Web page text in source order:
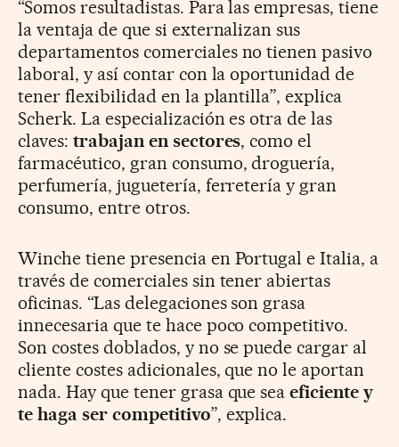
“Somos resultadistas. Para las empresas, tiene
la ventaja de que si externalizan sus
departamentos comerciales no tienen pasivo
laboral, y así contar con la oportunidad de
tener flexibilidad en la plantilla”, explica
Scherk. La especialización es otra de las
claves: trabajan en sectores, como el
farmacéutico, gran consumo, droguería,
perfumería, juguetería, ferretería y gran
consumo, entre otros.
Winche tiene presencia en Portugal e Italia, a
través de comerciales sin tener abiertas
oficinas. “Las delegaciones son grasa
innecesaria que te hace poco competitivo.
Son costes doblados, y no se puede cargar al
cliente costes adicionales, que no le aportan
nada. Hay que tener grasa que seaeficiente y
te haga ser competitivo”, explica.